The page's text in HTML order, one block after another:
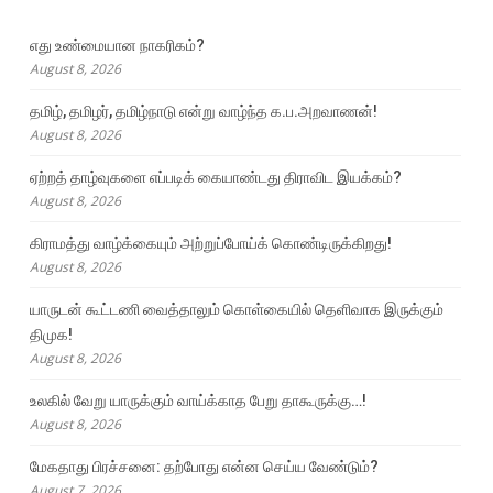
எது உண்மையான நாகரிகம்?
August 8, 2026
தமிழ், தமிழர், தமிழ்நாடு என்று வாழ்ந்த க.ப.அறவாணன்!
August 8, 2026
ஏற்றத் தாழ்வுகளை எப்படிக் கையாண்டது திராவிட இயக்கம்?
August 8, 2026
கிராமத்து வாழ்க்கையும் அற்றுப்போய்க் கொண்டிருக்கிறது!
August 8, 2026
யாருடன் கூட்டணி வைத்தாலும் கொள்கையில் தெளிவாக இருக்கும்
திமுக!
August 8, 2026
உலகில் வேறு யாருக்கும் வாய்க்காத பேறு தாகூருக்கு…!
August 8, 2026
மேகதாது பிரச்சனை: தற்போது என்ன செய்ய வேண்டும்?